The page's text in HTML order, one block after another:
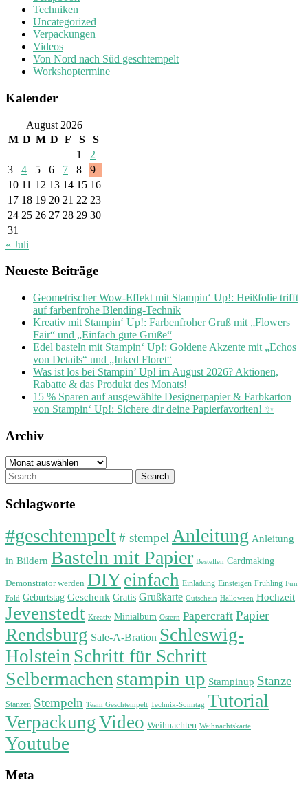
Techniken
Uncategorized
Verpackungen
Videos
Von Nord nach Süd geschtempelt
Workshoptermine
Kalender
August 2026
M D M D F S
S
1
2
3
4 5 6 7 8
9
10 11 12 13 14 15 16
17 18 19 20 21 22 23
24 25 26 27 28 29 30
31
« Juli
Neueste Beiträge
Geometrischer Wow-Effekt mit Stampin‘ Up!: Heißfolie trifft
auf farbenfrohe Blending-Technik
Kreativ mit Stampin‘ Up!: Farbenfroher Gruß mit „Flowers
Fair“ und „Einfach gute Grüße“
Edel basteln mit Stampin‘ Up!: Goldene Akzente mit „Echos
von Details“ und „Inked Floret“
Was ist los bei Stampin’ Up! im August 2026? Aktionen,
Rabatte & das Produkt des Monats!
15 % Sparen auf ausgewählte Designerpapier & Farbkarton
von Stampin‘ Up!: Sichere dir deine Papierfavoriten! ✨
Archiv
Archiv
Search
for:
Schlagworte
#geschtempelt# stempel Anleitung Anleitung
in Bildern Basteln mit Papier Bestellen Cardmaking
Demonstrator werden DIYeinfach Einladung Einsteigen Frühling Fun
Fold Geburtstag Geschenk Gratis Grußkarte Gutschein Halloween Hochzeit
Jevenstedt Kreativ Minialbum Ostern Papercraft Papier
Rendsburg Sale-A-Bration Schleswig-
Holstein Schritt für Schritt
Selbermachen stampin up Stampinup Stanze
Stanzen Stempeln Team Geschtempelt Technik-Sonntag Tutorial
VerpackungVideo Weihnachten Weihnachtskarte
Youtube
Meta